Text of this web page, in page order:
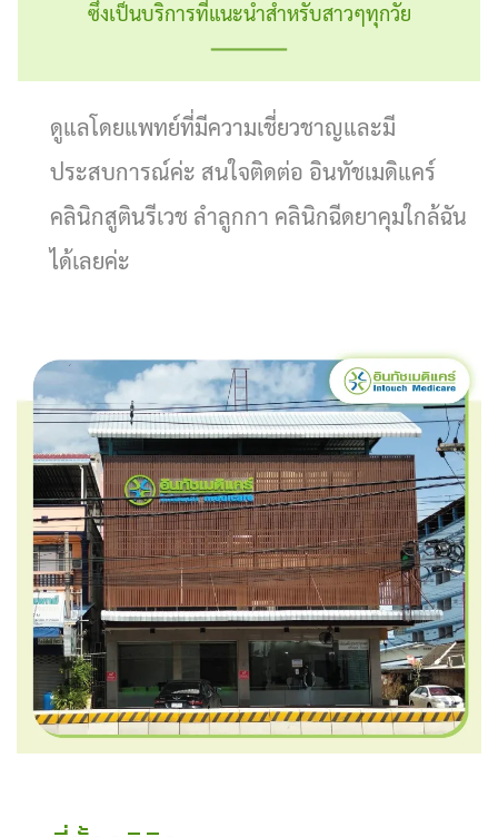
ซึ่งเป็นบริการที่แนะนำสำหรับสาวๆทุกวัย
ดูแลโดยแพทย์ที่มีความเชี่ยวชาญและมี
ประสบการณ์ค่ะ สนใจติดต่อ อินทัชเมดิแคร์
คลินิกสูตินรีเวช ลําลูกกา คลินิกฉีดยาคุมใกล้ฉัน
ได้เลยค่ะ